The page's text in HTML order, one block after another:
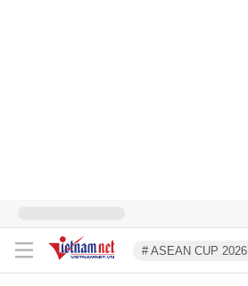
# ASEAN CUP 2026